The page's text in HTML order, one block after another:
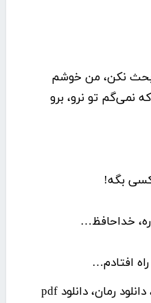
بحث نکن، من خوشم
نمی‌گم تو نرو، برو
بگه!
خداحافظ…
دانلود کتاب نفوذ ناپذیر برای موبایل، دانلود پی دی اف نفوذ ناپذیر، رمان، دانلود رمان، دانلود pdf